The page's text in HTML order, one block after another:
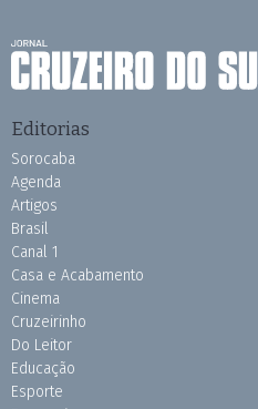
Editorias
Sorocaba
Agenda
Artigos
Brasil
Canal 1
Casa e Acabamento
Cinema
Cruzeirinho
Do Leitor
Educação
Esporte